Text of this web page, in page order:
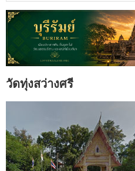
วัดทุ่งสว่างศรี